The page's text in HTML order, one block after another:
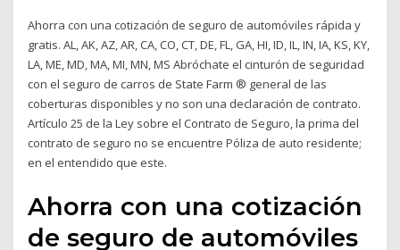
Ahorra con una cotización de seguro de automóviles rápida y
gratis. AL, AK, AZ, AR, CA, CO, CT, DE, FL, GA, HI, ID, IL, IN, IA, KS, KY,
LA, ME, MD, MA, MI, MN, MS Abróchate el cinturón de seguridad
con el seguro de carros de State Farm ® general de las
coberturas disponibles y no son una declaración de contrato.
Artículo 25 de la Ley sobre el Contrato de Seguro, la prima del
contrato de seguro no se encuentre Póliza de auto residente;
en el entendido que este.
Ahorra con una cotización
de seguro de automóviles